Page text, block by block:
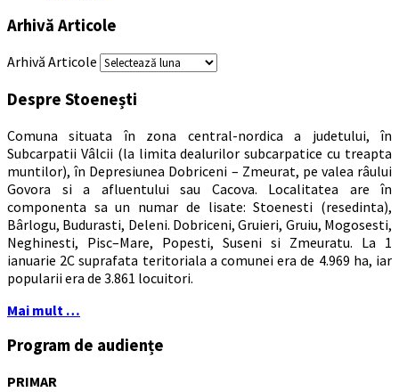
Arhivă Articole
Arhivă Articole
Despre Stoenești
Comuna situata în zona central-nordica a judetului, în
Subcarpatii Vâlcii (la limita dealurilor subcarpatice cu treapta
muntilor), în Depresiunea Dobriceni – Zmeurat, pe valea râului
Govora si a afluentului sau Cacova. Localitatea are în
componenta sa un numar de lisate: Stoenesti (resedinta),
Bârlogu, Budurasti, Deleni. Dobriceni, Gruieri, Gruiu, Mogosesti,
Neghinesti, Pisc–Mare, Popesti, Suseni si Zmeuratu. La 1
ianuarie 2C suprafata teritoriala a comunei era de 4.969 ha, iar
popularii era de 3.861 locuitori.
Mai mult …
Program de audiențe
PRIMAR